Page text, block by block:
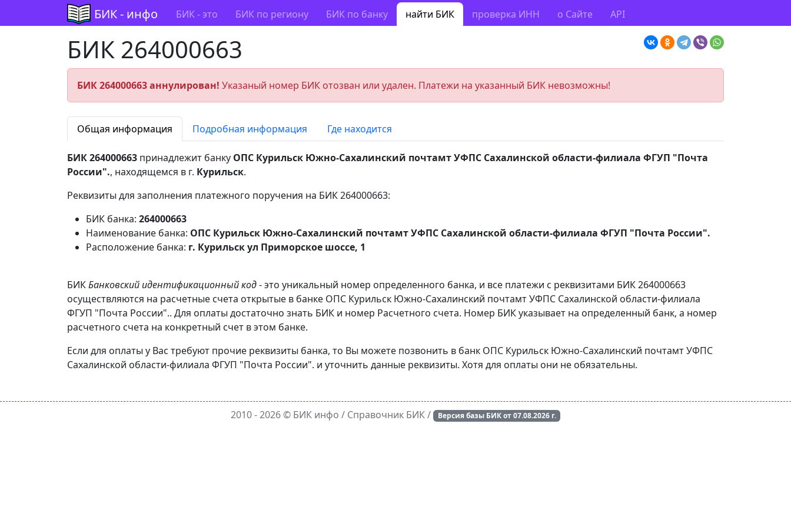
БИК - инфо БИК - это БИК по региону БИК по банку найти БИК проверка ИНН о Сайте API
БИК 264000663
БИК 264000663 аннулирован! Указаный номер БИК отозван или удален. Платежи на указанный БИК невозможны!
Общая информация Подробная информация Где находится
БИК 264000663 принадлежит банку ОПС Курильск Южно-Сахалинский почтамт УФПС Сахалинской области-филиала ФГУП "Почта
России"., находящемся в г. Курильск.
Реквизиты для заполнения платежного поручения на БИК 264000663:
БИК банка: 264000663
Наименование банка: ОПС Курильск Южно-Сахалинский почтамт УФПС Сахалинской области-филиала ФГУП "Почта России".
Расположение банка: г. Курильск ул Приморское шоссе, 1
БИКБанковский идентификационный код- это уникальный номер определенного банка, и все платежи с реквизитами БИК 264000663
осуществляются на расчетные счета открытые в банке ОПС Курильск Южно-Сахалинский почтамт УФПС Сахалинской области-филиала
ФГУП "Почта России".. Для оплаты достаточно знать БИК и номер Расчетного счета. Номер БИК указывает на определенный банк, а номер
расчетного счета на конкретный счет в этом банке.
Если для оплаты у Вас требуют прочие реквизиты банка, то Вы можете позвонить в банк ОПС Курильск Южно-Сахалинский почтамт УФПС
Сахалинской области-филиала ФГУП "Почта России". и уточнить данные реквизиты. Хотя для оплаты они не обязательны.
2010 - 2026 © БИК инфо / Справочник БИК / Версия базы БИК от07.08.2026г.